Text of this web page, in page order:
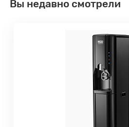
Вы недавно смотрели